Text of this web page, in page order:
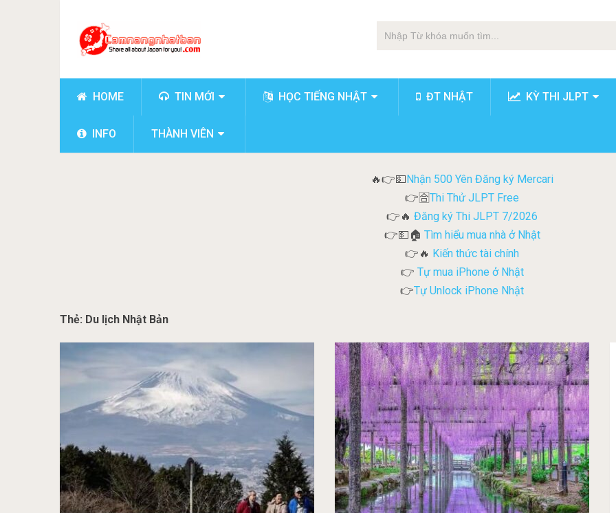
HOME TIN MỚI HỌC TIẾNG NHẬT ĐT NHẬT KỲ THI JLPT
INFO THÀNH VIÊN
🔥👉💵Nhận 500 Yên Đăng ký Mercari
👉🈴Thi Thử JLPT Free
👉🔥 Đăng ký Thi JLPT 7/2026
👉💵🏠 Tìm hiểu mua nhà ở Nhật
👉🔥 Kiến thức tài chính
👉 Tự mua iPhone ở Nhật
👉Tự Unlock iPhone Nhật
Thẻ: Du lịch Nhật Bản